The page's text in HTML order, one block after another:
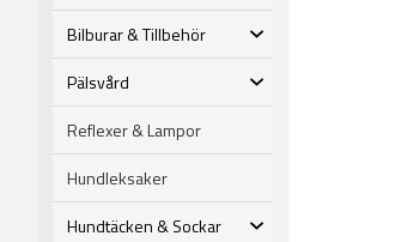
Bilburar & Tillbehör
Pälsvård
Reflexer & Lampor
Hundleksaker
Hundtäcken & Sockar